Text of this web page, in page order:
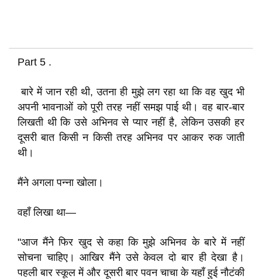
Part 5 .
बारे में जान रही थी, उतना ही मुझे लग रहा था कि वह खुद भी
अपनी भावनाओं को पूरी तरह नहीं समझ पाई थी। वह बार-बार
लिखती थी कि उसे अभिनव से प्यार नहीं है, लेकिन उसकी हर
दूसरी बात किसी न किसी तरह अभिनव पर आकर रुक जाती
थी।
मैंने अगला पन्ना खोला।
वहाँ लिखा था—
"आज मैंने फिर खुद से कहा कि मुझे अभिनव के बारे में नहीं
सोचना चाहिए। आखिर मैंने उसे केवल दो बार ही देखा है।
पहली बार स्कूल में और दूसरी बार पवन चाचा के यहाँ हुई नौटंकी